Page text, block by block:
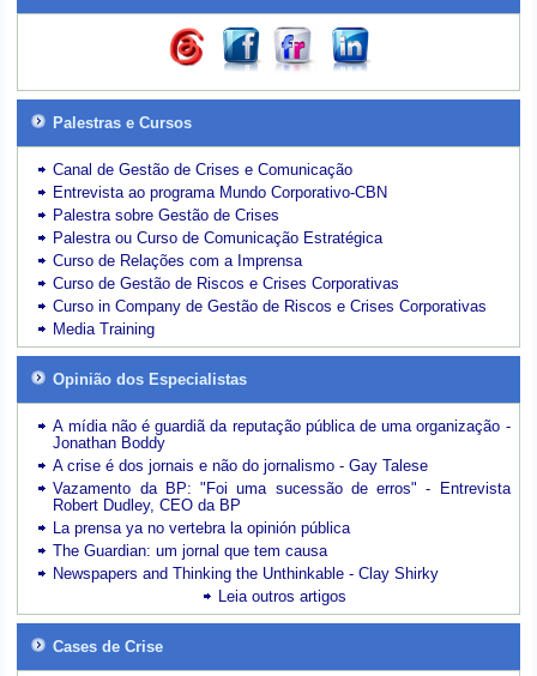
Palestras e Cursos
Canal de Gestão de Crises e Comunicação
Entrevista ao programa Mundo Corporativo-CBN
Palestra sobre Gestão de Crises
Palestra ou Curso de Comunicação Estratégica
Curso de Relações com a Imprensa
Curso de Gestão de Riscos e Crises Corporativas
Curso in Company de Gestão de Riscos e Crises Corporativas
Media Training
Opinião dos Especialistas
A mídia não é guardiã da reputação pública de uma organização -
Jonathan Boddy
A crise é dos jornais e não do jornalismo - Gay Talese
Vazamento da BP: "Foi uma sucessão de erros" - Entrevista
Robert Dudley, CEO da BP
La prensa ya no vertebra la opinión pública
The Guardian: um jornal que tem causa
Newspapers and Thinking the Unthinkable - Clay Shirky
Leia outros artigos
Cases de Crise